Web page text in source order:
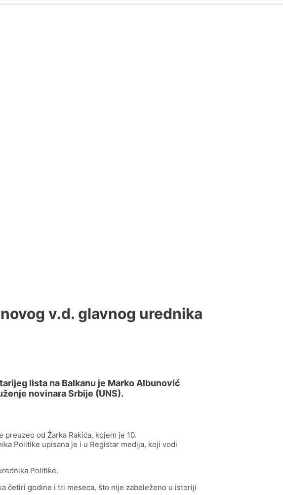
v.d. glavnog urednika
lista na Balkanu je Marko Albunović
novinara Srbije (UNS).
od Žarka Rakića, kojem je 10.
Politike upisana je i u Registar medija, koji vodi
Politike.
četiri godine i tri meseca, što nije zabeleženo u istoriji